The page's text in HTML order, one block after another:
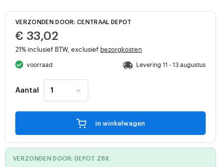
VERZONDEN DOOR: CENTRAAL DEPOT
€ 33,02
21% inclusief BTW, exclusief bezorgkosten
voorraad Levering 11 - 13 augustus
Aantal
in winkelwagen
VERZONDEN DOOR: DEPOT Z8K